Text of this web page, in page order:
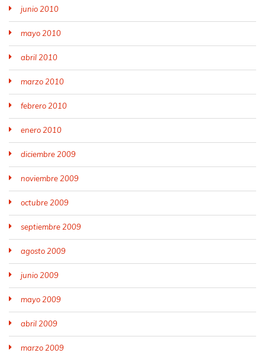
junio 2010
mayo 2010
abril 2010
marzo 2010
febrero 2010
enero 2010
diciembre 2009
noviembre 2009
octubre 2009
septiembre 2009
agosto 2009
junio 2009
mayo 2009
abril 2009
marzo 2009